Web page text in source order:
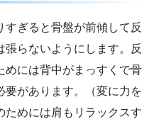
ぎると骨盤が前傾して反
張らないようにします。反
めには背中がまっすくで骨
要があります。（変に力を
ためには肩もリラックスす